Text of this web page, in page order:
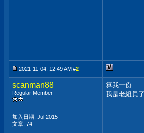
2021-11-04, 12:49 AM #2
scanman88
Regular Member
加入日期: Jul 2015
文章: 74
算我一份....
我是老組員了